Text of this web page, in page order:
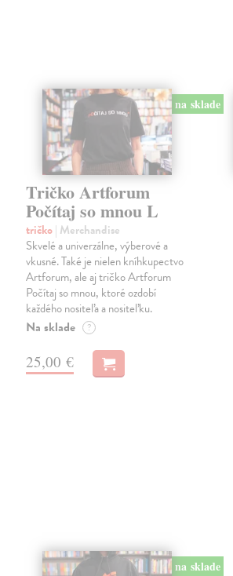
na sklade
Tričko Artforum
Počítaj so mnou L
tričko| Merchandise
Skvelé a univerzálne, výberové a
vkusné. Také je nielen kníhkupectvo
Artforum, ale aj tričko Artforum
Počítaj so mnou, ktoré ozdobí
každého nositeľa a nositeľku.
Na sklade ?
25,00 €
na sklade